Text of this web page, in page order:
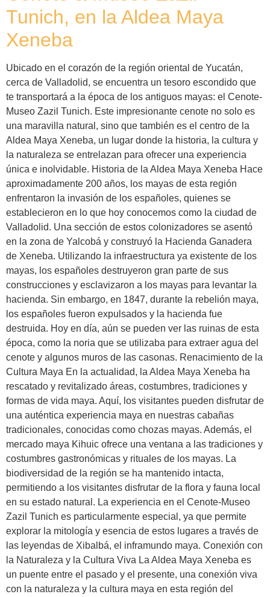
Tunich, en la Aldea Maya
Xeneba
Ubicado en el corazón de la región oriental de Yucatán,
cerca de Valladolid, se encuentra un tesoro escondido que
te transportará a la época de los antiguos mayas: el Cenote-
Museo Zazil Tunich. Este impresionante cenote no solo es
una maravilla natural, sino que también es el centro de la
Aldea Maya Xeneba, un lugar donde la historia, la cultura y
la naturaleza se entrelazan para ofrecer una experiencia
única e inolvidable. Historia de la Aldea Maya Xeneba Hace
aproximadamente 200 años, los mayas de esta región
enfrentaron la invasión de los españoles, quienes se
establecieron en lo que hoy conocemos como la ciudad de
Valladolid. Una sección de estos colonizadores se asentó
en la zona de Yalcobá y construyó la Hacienda Ganadera
de Xeneba. Utilizando la infraestructura ya existente de los
mayas, los españoles destruyeron gran parte de sus
construcciones y esclavizaron a los mayas para levantar la
hacienda. Sin embargo, en 1847, durante la rebelión maya,
los españoles fueron expulsados y la hacienda fue
destruida. Hoy en día, aún se pueden ver las ruinas de esta
época, como la noria que se utilizaba para extraer agua del
cenote y algunos muros de las casonas. Renacimiento de la
Cultura Maya En la actualidad, la Aldea Maya Xeneba ha
rescatado y revitalizado áreas, costumbres, tradiciones y
formas de vida maya. Aquí, los visitantes pueden disfrutar de
una auténtica experiencia maya en nuestras cabañas
tradicionales, conocidas como chozas mayas. Además, el
mercado maya Kihuic ofrece una ventana a las tradiciones y
costumbres gastronómicas y rituales de los mayas. La
biodiversidad de la región se ha mantenido intacta,
permitiendo a los visitantes disfrutar de la flora y fauna local
en su estado natural. La experiencia en el Cenote-Museo
Zazil Tunich es particularmente especial, ya que permite
explorar la mitología y esencia de estos lugares a través de
las leyendas de Xibalbá, el inframundo maya. Conexión con
la Naturaleza y la Cultura Viva La Aldea Maya Xeneba es
un puente entre el pasado y el presente, una conexión viva
con la naturaleza y la cultura maya en esta región del